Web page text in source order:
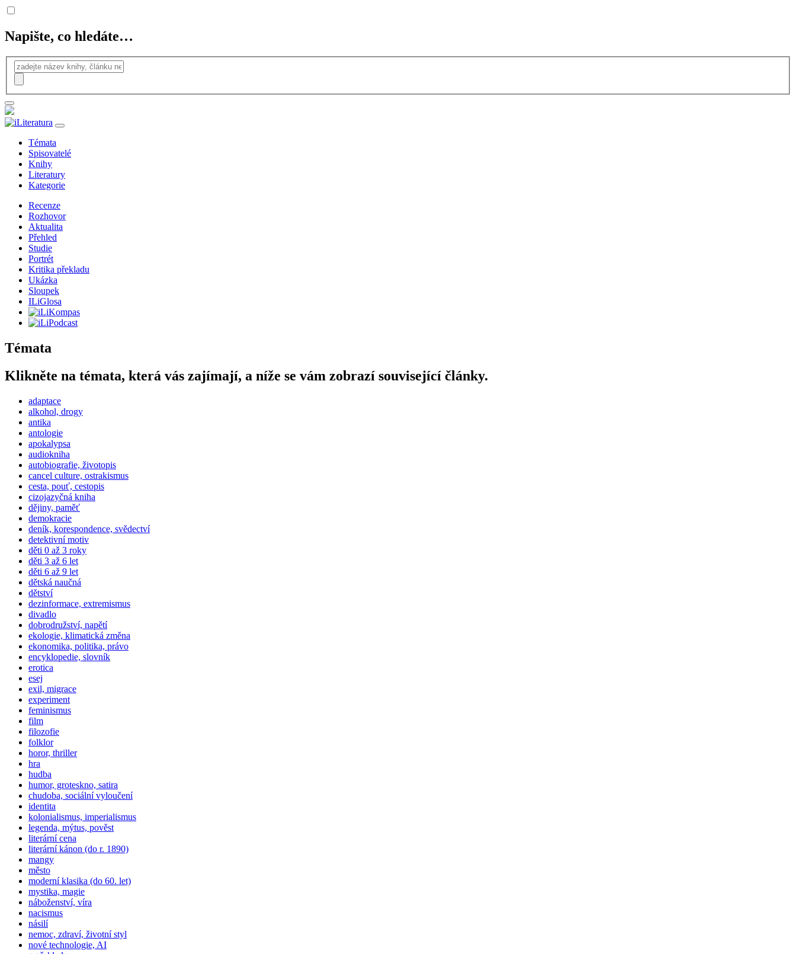
Napište, co hledáte…
Témata
Spisovatelé
Knihy
Literatury
Kategorie
Recenze
Rozhovor
Aktualita
Přehled
Studie
Portrét
Kritika překladu
Ukázka
Sloupek
ILiGlosa
Témata
Klikněte na témata, která vás zajímají, a níže se vám zobrazí související články.
adaptace
alkohol, drogy
antika
antologie
apokalypsa
audiokniha
autobiografie, životopis
cancel culture, ostrakismus
cesta, pouť, cestopis
cizojazyčná kniha
dějiny, paměť
demokracie
deník, korespondence, svědectví
detektivní motiv
děti 0 až 3 roky
děti 3 až 6 let
děti 6 až 9 let
dětská naučná
dětství
dezinformace, extremismus
divadlo
dobrodružství, napětí
ekologie, klimatická změna
ekonomika, politika, právo
encyklopedie, slovník
erotica
esej
exil, migrace
experiment
feminismus
film
filozofie
folklor
horor, thriller
hra
hudba
humor, groteskno, satira
chudoba, sociální vyloučení
identita
kolonialismus, imperialismus
legenda, mýtus, pověst
literární cena
literární kánon (do r. 1890)
mangy
město
moderní klasika (do 60. let)
mystika, magie
náboženství, víra
nacismus
násilí
nemoc, zdraví, životní styl
nové technologie, AI